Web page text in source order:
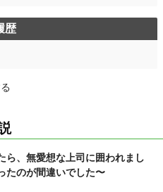
歴
ら、無愛想な上司に囲われまし
たのが間違いでした〜